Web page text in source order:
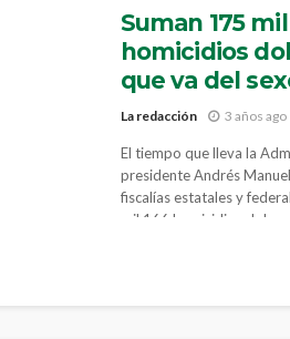
Suman 175 mil
homicidios
que va del
La redacción 3 años ago
El tiempo que lleva la
presidente Andrés
fiscalías estatales y
mil 166 homicidios